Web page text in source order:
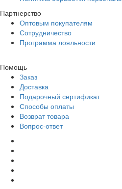
Партнерство
Оптовым покупателям
Сотрудничество
Программа лояльности
Помощь
Заказ
Доставка
Подарочный сертификат
Способы оплаты
Возврат товара
Вопрос-ответ